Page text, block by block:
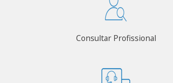
Consultar Profissional